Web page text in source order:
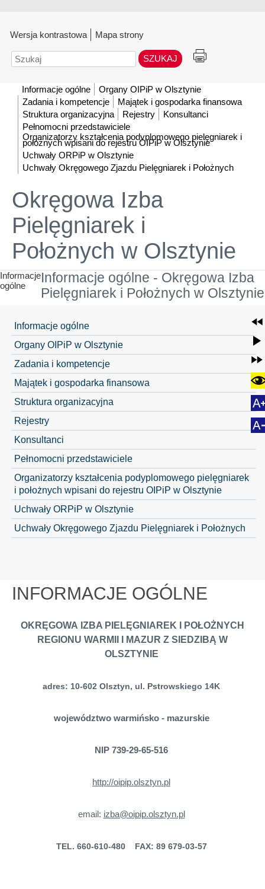
Wersja kontrastowa Mapa strony
Szukaj
Informacje ogólne
Organy OIPiP w Olsztynie
Zadania i kompetencje
Majątek i gospodarka finansowa
Struktura organizacyjna
Rejestry
Konsultanci
Pełnomocni przedstawiciele
Organizatorzy kształcenia podyplomowego pielęgniarek i
położnych wpisani do rejestru OIPiP w Olsztynie
Uchwały ORPiP w Olsztynie
Uchwały Okręgowego Zjazdu Pielęgniarek i Położnych
Okręgowa Izba
Pielęgniarek i
Położnych w Olsztynie
Informacje
ogólne
Informacje ogólne - Okręgowa Izba
Pielęgniarek i Położnych w Olsztynie
Informacje ogólne
Organy OIPiP w Olsztynie
Zadania i kompetencje
Majątek i gospodarka finansowa
Struktura organizacyjna
Rejestry
Konsultanci
Pełnomocni przedstawiciele
Organizatorzy kształcenia podyplomowego pielęgniarek
i położnych wpisani do rejestru OIPiP w Olsztynie
Uchwały ORPiP w Olsztynie
Uchwały Okręgowego Zjazdu Pielęgniarek i Położnych
INFORMACJE OGÓLNE
OKRĘGOWA IZBA PIELĘGNIAREK I POŁOŻNYCH
REGIONU WARMII I MAZUR Z SIEDZIBĄ W
OLSZTYNIE
adres: 10-602 Olsztyn, ul. Pstrowskiego 14K
województwo warmińsko - mazurskie
NIP 739-29-65-516
http://oipip.olsztyn.pl
email: izba@oipip.olsztyn.pl
TEL. 660-610-480 FAX: 89 679-03-57